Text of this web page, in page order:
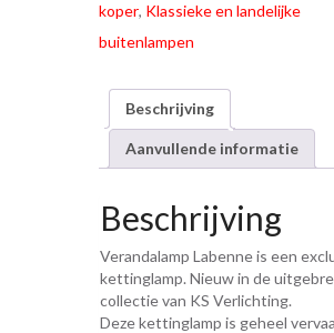
koper, Klassieke en landelijke
buitenlampen
Beschrijving
Aanvullende informatie
Beschrijving
Verandalamp Labenne is een
kettinglamp. Nieuw in de
collectie van KS Verlichting.
Deze kettinglamp is geheel